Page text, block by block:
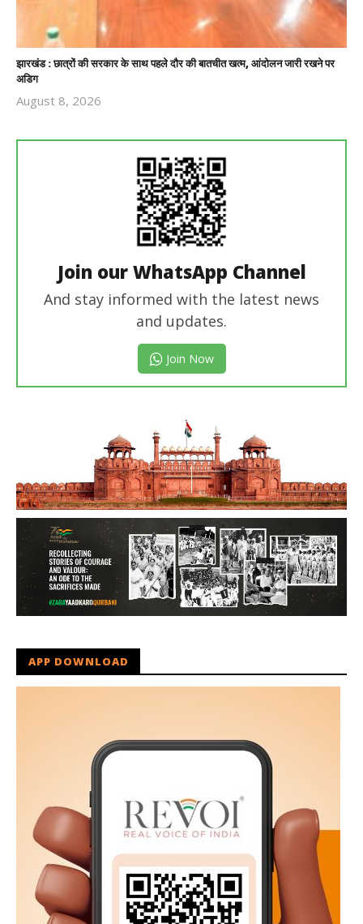
झारखंड : छात्रों की सरकार के साथ पहले दौर की बातचीत खत्म, आंदोलन जारी रखने पर
अडिग
August 8, 2026
Join our WhatsApp Channel
And stay informed with the latest news
and updates.
Join Now
APP DOWNLOAD